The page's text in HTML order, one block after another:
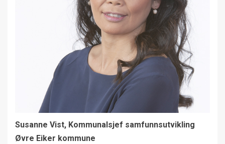
Susanne Vist, Kommunalsjef samfunnsutvikling
Øvre Eiker kommune